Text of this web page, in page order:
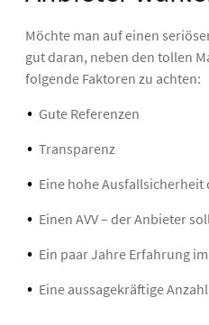
Möchte man auf einen
gut daran, neben den tollen
folgende Faktoren zu achten:
Gute Referenzen
Transparenz
Eine hohe Ausfallsicherheit
Einen AVV – der Anbieter
Ein paar Jahre Erfahrung
Eine aussagekräftige